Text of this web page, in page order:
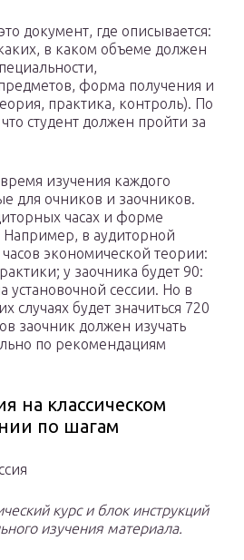
документ, где описывается:
в каком объеме должен
форма получения и
практика, контроль). По
студент должен пройти за
изучения каждого
для очников и заочников.
часах и форме
Например, в аудиторной
экономической теории:
у заочника будет 90:
установочной сессии. Но в
случаях будет значиться 720
заочник должен изучать
по рекомендациям
на классическом
по шагам
курс и блок инструкций
изучения материала.